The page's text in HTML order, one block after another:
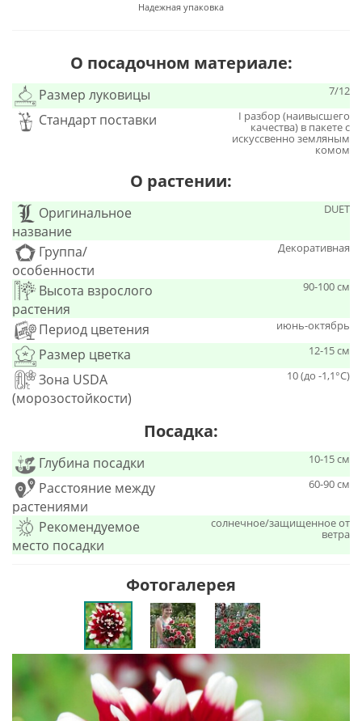
Надежная упаковка
О посадочном материале:
Размер луковицы 7/12
Стандарт поставки I разбор (наивысшего
качества) в пакете с
искуссвенно земляным
комом
О растении:
Оригинальное
название
DUET
Группа/
особенности
Декоративная
Высота взрослого
растения
90-100 см
Период цветения июнь-октябрь
Размер цветка 12-15 см
Зона USDA
(морозостойкости)
10 (до -1,1°С)
Посадка:
Глубина посадки 10-15 см
Расстояние между
растениями
60-90 см
Рекомендуемое
место посадки
солнечное/защищенное от
ветра
Фотогалерея